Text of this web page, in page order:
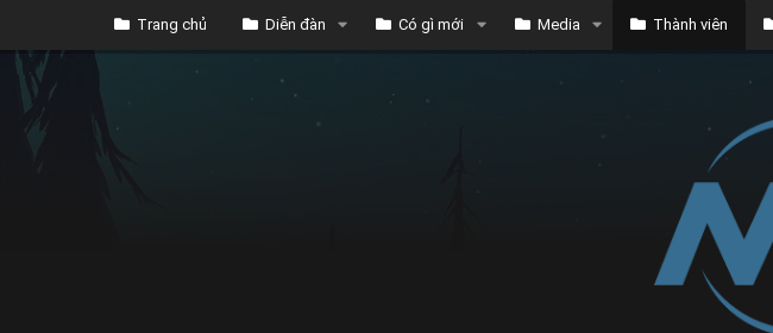
Trang chủ Diễn đàn Có gì mới Media Thành viên